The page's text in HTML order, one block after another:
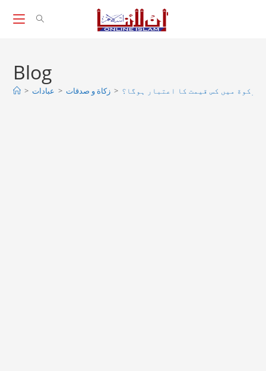
Blog
> عبادات > زکاة و صدقات > زکوة میں کس قیمت کا اعتبار ہوگا؟